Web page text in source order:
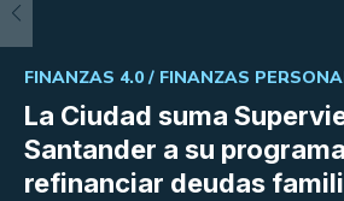
La Ciudad suma
Santander a su
refinanciar deudas
FINANZAS 4.0 / FINANZAS